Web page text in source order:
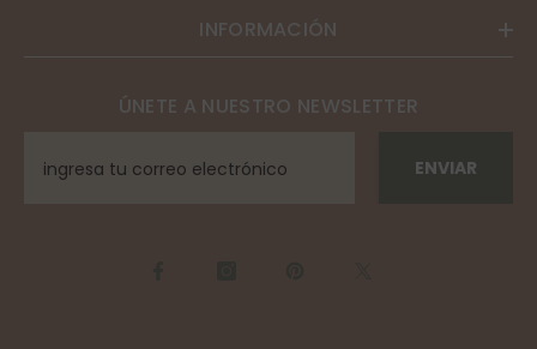
INFORMACIÓN
ÚNETE A NUESTRO NEWSLETTER
ENVIAR